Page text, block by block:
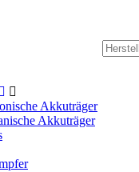
Akkuträger
Akkuträger